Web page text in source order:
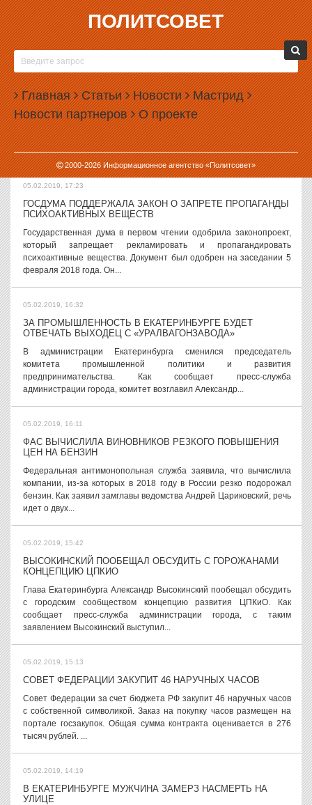
ПОЛИТСОВЕТ
Главная Статьи Новости Мастрид
Новости партнеров О проекте
2000-2026Информационное агентство «Политсовет»
05.02.2019, 17:58
РПЦ
Арбитражный суд Уральского
округа утвердил мировое
соглашение между
Екатеринбургской епархией РПЦ и министерством по управлению
госимуществом Свердловской области, полтора года спорившим
из-за зданий...
05.02.2019, 17:23
ГОСДУМА ПОДДЕРЖАЛА ЗАКОН О ЗАПРЕТЕ ПРОПАГАНДЫ
ПСИХОАКТИВНЫХ ВЕЩЕСТВ
Государственная дума в первом чтении одобрила законопроект,
который запрещает рекламировать и пропагандировать
психоактивные вещества. Документ был одобрен на заседании 5
февраля 2018 года. Он...
05.02.2019, 16:32
ЗА ПРОМЫШЛЕННОСТЬ В ЕКАТЕРИНБУРГЕ БУДЕТ
ОТВЕЧАТЬ ВЫХОДЕЦ С «УРАЛВАГОНЗАВОДА»
В администрации Екатеринбурга сменился председатель
комитета промышленной политики и развития
предпринимательства. Как сообщает пресс-служба
администрации города, комитет возглавил Александр...
05.02.2019, 16:11
ФАС ВЫЧИСЛИЛА ВИНОВНИКОВ РЕЗКОГО ПОВЫШЕНИЯ
ЦЕН НА БЕНЗИН
Федеральная антимонопольная служба заявила, что вычислила
компании, из-за которых в 2018 году в России резко подорожал
бензин. Как заявил замглавы ведомства Андрей Цариковский, речь
идет о двух...
05.02.2019, 15:42
ВЫСОКИНСКИЙ ПООБЕЩАЛ ОБСУДИТЬ С ГОРОЖАНАМИ
КОНЦЕПЦИЮ ЦПКИО
Глава Екатеринбурга Александр Высокинский пообещал обсудить
с городским сообществом концепцию развития ЦПКиО. Как
сообщает пресс-служба администрации города, с таким
заявлением Высокинский выступил...
05.02.2019, 15:13
СОВЕТ ФЕДЕРАЦИИ ЗАКУПИТ 46 НАРУЧНЫХ ЧАСОВ
Совет Федерации за счет бюджета РФ закупит 46 наручных часов
с собственной символикой. Заказ на покупку часов размещен на
портале госзакупок. Общая сумма контракта оценивается в 276
тысяч рублей. ...
05.02.2019, 14:19
В ЕКАТЕРИНБУРГЕ МУЖЧИНА ЗАМЕРЗ НАСМЕРТЬ НА
УЛИЦЕ